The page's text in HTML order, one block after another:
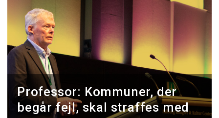
Professor: Kommuner, der
begår fejl, skal straffes med